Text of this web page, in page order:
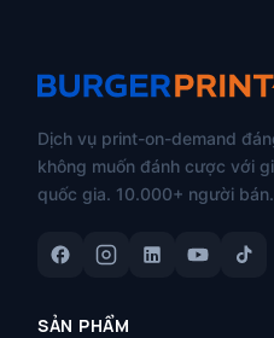
Dịch vụ print-on-demand
không muốn đánh cược với
quốc gia. 10.000+ người bán.
SẢN PHẨM